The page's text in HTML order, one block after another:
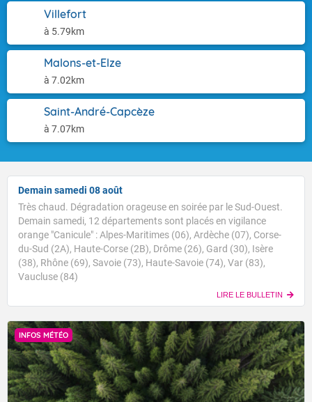
Villefort
à 5.79km
Malons-et-Elze
à 7.02km
Saint-André-Capcèze
à 7.07km
Demain samedi 08 août
Très chaud. Dégradation orageuse en soirée par le Sud-Ouest.
Demain samedi, 12 départements sont placés en vigilance
orange "Canicule" : Alpes-Maritimes (06), Ardèche (07), Corse-
du-Sud (2A), Haute-Corse (2B), Drôme (26), Gard (30), Isère
(38), Rhône (69), Savoie (73), Haute-Savoie (74), Var (83),
Vaucluse (84)
LIRE LE BULLETIN
INFOS MÉTÉO